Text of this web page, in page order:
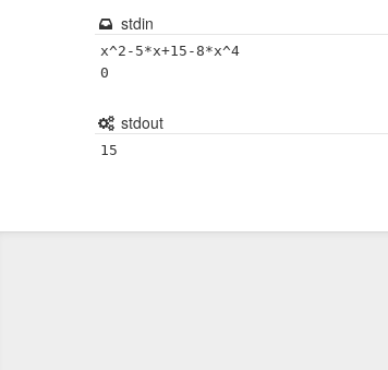
stdin
x^2-5*x+15-8*x^4
0
stdout
15